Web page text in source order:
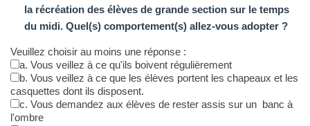
la récréation des élèves de grande section sur le temps
du midi. Quel(s) comportement(s) allez-vous adopter ?
Veuillez choisir au moins une réponse :
a. Vous veillez à ce qu'ils boivent régulièrement
b. Vous veillez à ce que les élèves portent les chapeaux et les
casquettes dont ils disposent.
c. Vous demandez aux élèves de rester assis sur un banc à
l'ombre